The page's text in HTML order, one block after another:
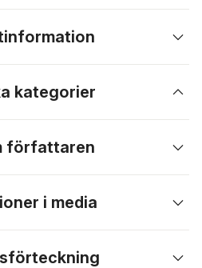
kategorier
författaren
i media